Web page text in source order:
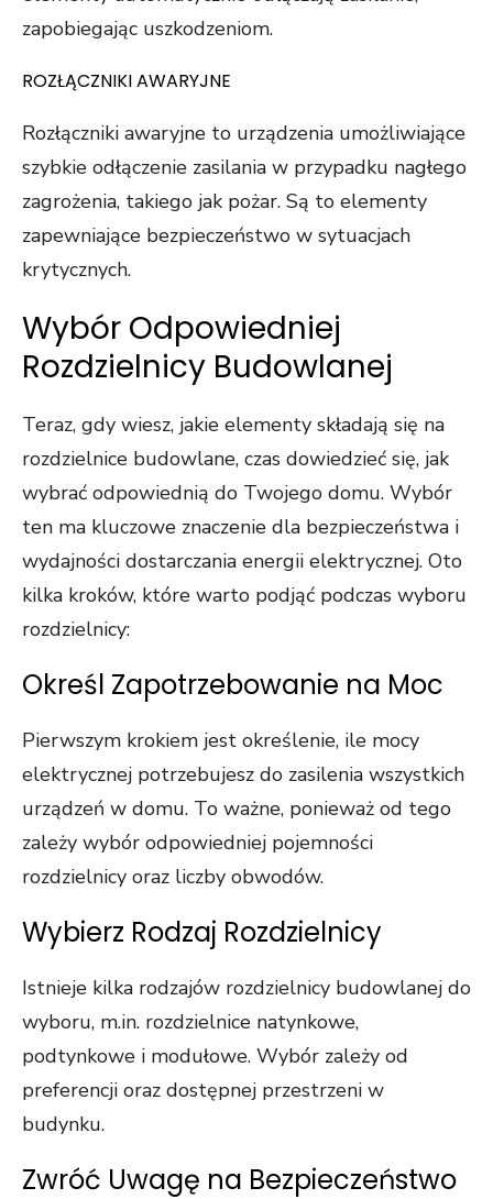
zapobiegając uszkodzeniom.
ROZŁĄCZNIKI AWARYJNE
Rozłączniki awaryjne to urządzenia umożliwiające
szybkie odłączenie zasilania w przypadku nagłego
zagrożenia, takiego jak pożar. Są to elementy
zapewniające bezpieczeństwo w sytuacjach
krytycznych.
Wybór Odpowiedniej
Rozdzielnicy Budowlanej
Teraz, gdy wiesz, jakie elementy składają się na
rozdzielnice budowlane, czas dowiedzieć się, jak
wybrać odpowiednią do Twojego domu. Wybór
ten ma kluczowe znaczenie dla bezpieczeństwa i
wydajności dostarczania energii elektrycznej. Oto
kilka kroków, które warto podjąć podczas wyboru
rozdzielnicy:
Określ Zapotrzebowanie na Moc
Pierwszym krokiem jest określenie, ile mocy
elektrycznej potrzebujesz do zasilenia wszystkich
urządzeń w domu. To ważne, ponieważ od tego
zależy wybór odpowiedniej pojemności
rozdzielnicy oraz liczby obwodów.
Wybierz Rodzaj Rozdzielnicy
Istnieje kilka rodzajów rozdzielnicy budowlanej do
wyboru, m.in. rozdzielnice natynkowe,
podtynkowe i modułowe. Wybór zależy od
preferencji oraz dostępnej przestrzeni w
budynku.
Zwróć Uwagę na Bezpieczeństwo